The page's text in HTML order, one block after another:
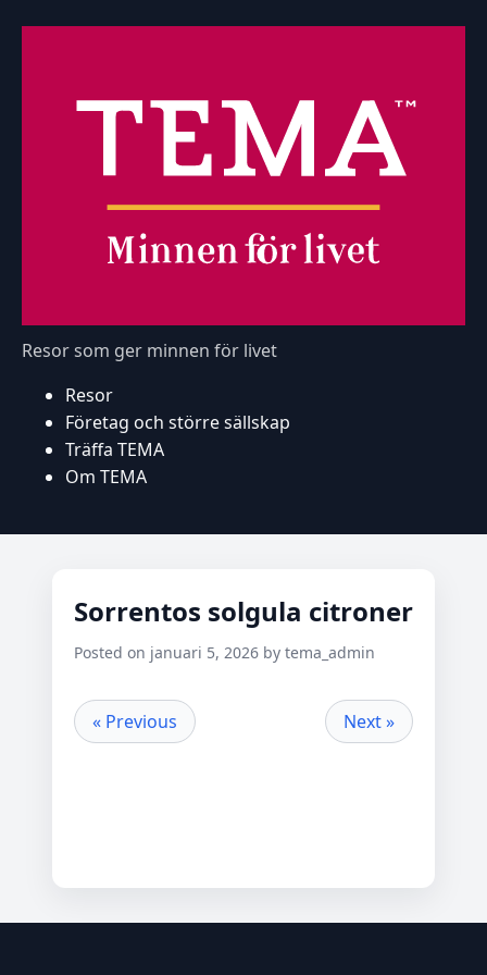
Resor som ger minnen för livet
Resor
Företag och större sällskap
Träffa TEMA
Om TEMA
Sorrentos solgula citroner
Posted on januari 5, 2026 by tema_admin
« Previous Next »